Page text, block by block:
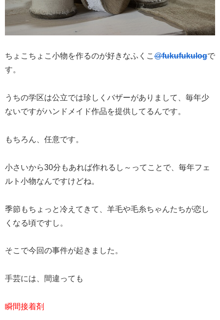
ちょこちょこ小物を作るのが好きなふくこ @fukufukulogで
す。
うちの学区は公立では珍しくバザーがありまして、毎年少
ないですがハンドメイド作品を提供してるんです。
もちろん、任意です。
小さいから30分もあれば作れるし～ってことで、毎年フェ
ルト小物なんですけどね。
季節もちょっと冷えてきて、羊毛や毛糸ちゃんたちが恋し
くなる頃ですし。
そこで今回の事件が起きました。
手芸には、間違っても
瞬間接着剤